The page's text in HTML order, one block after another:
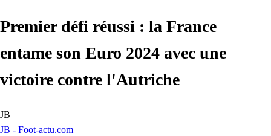
Premier défi réussi : la France
entame son Euro 2024 avec une
victoire contre l'Autriche
JB
JB - Foot-actu.com